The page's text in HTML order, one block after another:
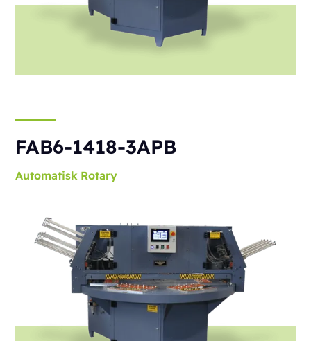
FAB6-1418-3APB
Automatisk Rotary